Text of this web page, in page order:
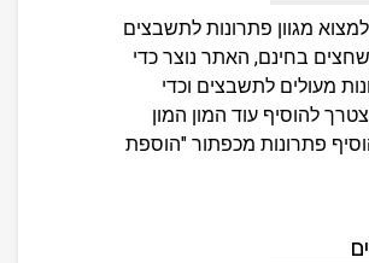
מגוון פתרונות לתשבצים
בחינם, האתר נוצר כדי
מעולים לתשבצים וכדי
להוסיף עוד המון המון
פתרונות מכפתור "הוספת